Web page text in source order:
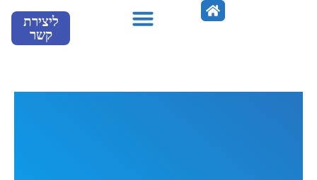
ליצירת
קשר